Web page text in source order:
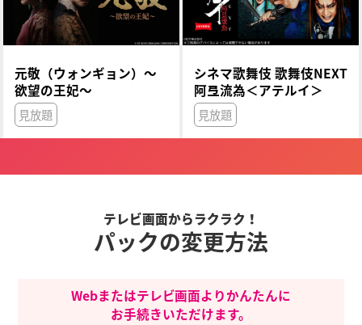
元敬（ウォンギョン）～
欲望の王妃～
見放題
シネマ歌舞伎 歌舞伎NEXT
阿弖流為＜アテルイ＞
見放題
テレビ画面からラクラク！
パックの変更方法
Webまたはテレビ画面よりかんたんに
お手続きいただけます。